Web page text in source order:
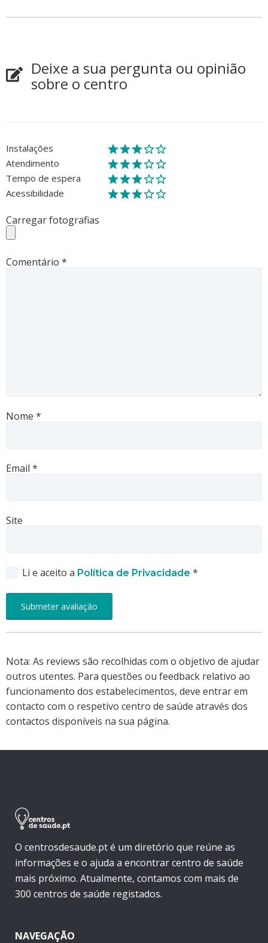
Deixe a sua pergunta ou opinião
sobre o centro
Instalações
Atendimento
Tempo de espera
Acessibilidade
Carregar fotografias
Comentário *
Nome *
Email *
Site
Li e aceito a Política de Privacidade *
Nota: As reviews são recolhidas com o objetivo de ajudar
outros utentes. Para questões ou feedback relativo ao
funcionamento dos estabelecimentos, deve entrar em
contacto com o respetivo centro de saúde através dos
contactos disponíveis na sua página.
O centrosdesaude.pt é um diretório que reúne as
informações e o ajuda a encontrar centro de saúde
mais próximo. Atualmente, contamos com mais de
300 centros de saúde registados.
NAVEGAÇÃO